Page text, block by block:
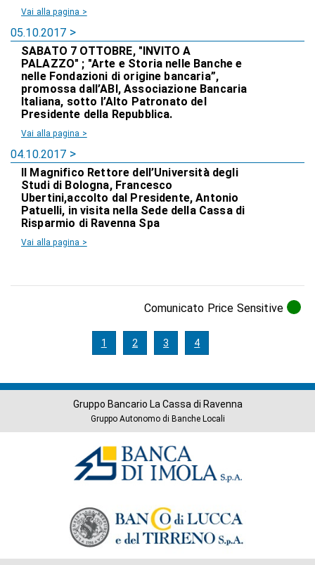
Vai alla pagina >
05.10.2017
SABATO 7 OTTOBRE, "INVITO A
PALAZZO" ; "Arte e Storia nelle Banche e
nelle Fondazioni di origine bancaria”,
promossa dall’ABI, Associazione Bancaria
Italiana, sotto l’Alto Patronato del
Presidente della Repubblica.
Vai alla pagina >
04.10.2017
Il Magnifico Rettore dell’Università degli
Studi di Bologna, Francesco
Ubertini,accolto dal Presidente, Antonio
Patuelli, in visita nella Sede della Cassa di
Risparmio di Ravenna Spa
Vai alla pagina >
Comunicato Price Sensitive
1 2 3 4
Gruppo Bancario La Cassa di Ravenna
Gruppo Autonomo di Banche Locali